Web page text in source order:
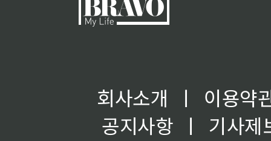
회사소개 ㅣ
이용약
공지사항
ㅣ
기사제